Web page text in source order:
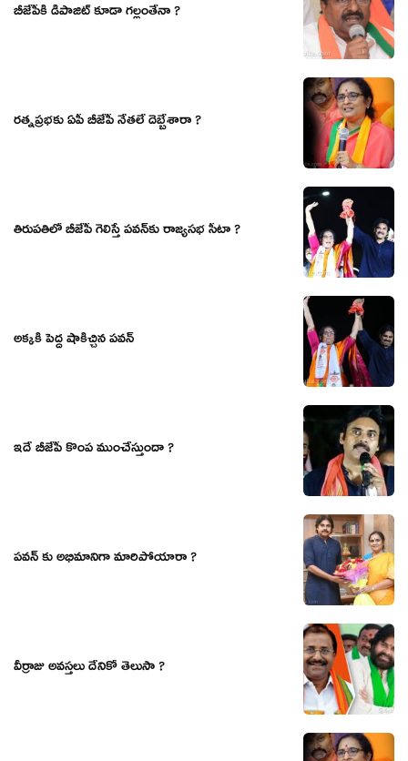
బీజేపీకి డిపాజిట్ కూడా గల్లంతేనా ?
ర‌త్న‌ప్ర‌భ‌కు ఏపీ బీజేపీ నేత‌లే దెబ్బేశారా ?
తిరుప‌తిలో బీజేపీ గెలిస్తే ప‌వ‌న్‌కు రాజ్య‌స‌భ సీటా ?
అక్కకి పెద్ద షాకిచ్చిన పవన్
ఇదే బీజేపీ కొంప ముంచేస్తుందా ?
పవన్ కు అభిమానిగా మారిపోయారా ?
వీర్రాజు అవస్తలు దేనికో తెలుసా ?